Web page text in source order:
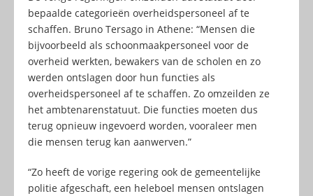
bepaalde categorieën overheidspersoneel af te
schaffen. Bruno Tersago in Athene: “Mensen die
bijvoorbeeld als schoonmaakpersoneel voor de
overheid werkten, bewakers van de scholen en zo
werden ontslagen door hun functies als
overheidspersoneel af te schaffen. Zo omzeilden ze
het ambtenarenstatuut. Die functies moeten dus
terug opnieuw ingevoerd worden, vooraleer men
die mensen terug kan aanwerven.”
“Zo heeft de vorige regering ook de gemeentelijke
politie afgeschaft, een heleboel mensen ontslagen